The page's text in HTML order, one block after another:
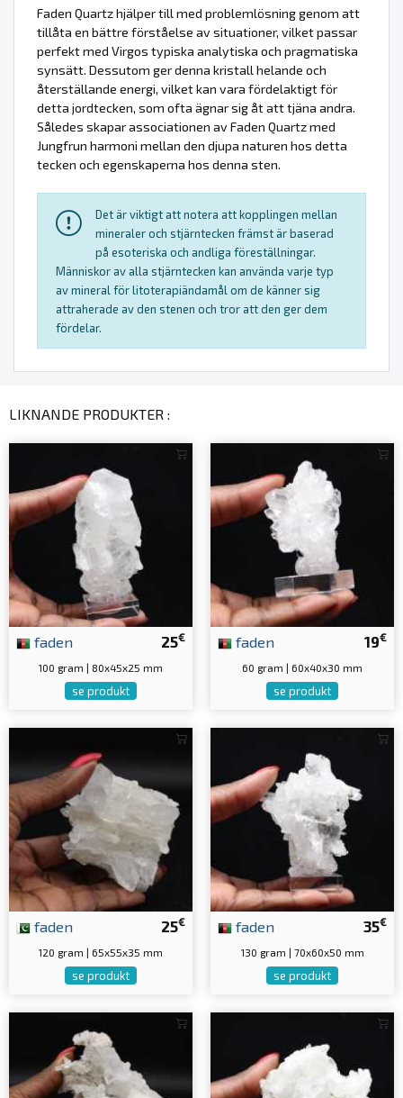
Faden Quartz hjälper till med problemlösning genom att
tillåta en bättre förståelse av situationer, vilket passar
perfekt med Virgos typiska analytiska och pragmatiska
synsätt. Dessutom ger denna kristall helande och
återställande energi, vilket kan vara fördelaktigt för
detta jordtecken, som ofta ägnar sig åt att tjäna andra.
Således skapar associationen av Faden Quartz med
Jungfrun harmoni mellan den djupa naturen hos detta
tecken och egenskaperna hos denna sten.
Det är viktigt att notera att kopplingen mellan
mineraler och stjärntecken främst är baserad
på esoteriska och andliga föreställningar.
Människor av alla stjärntecken kan använda varje typ
av mineral för litoterapiändamål om de känner sig
attraherade av den stenen och tror att den ger dem
fördelar.
LIKNANDE PRODUKTER :
25€
faden
100 gram | 80x45x25 mm
se produkt
19€
faden
60 gram | 60x40x30 mm
se produkt
25€
faden
120 gram | 65x55x35 mm
se produkt
35€
faden
130 gram | 70x60x50 mm
se produkt